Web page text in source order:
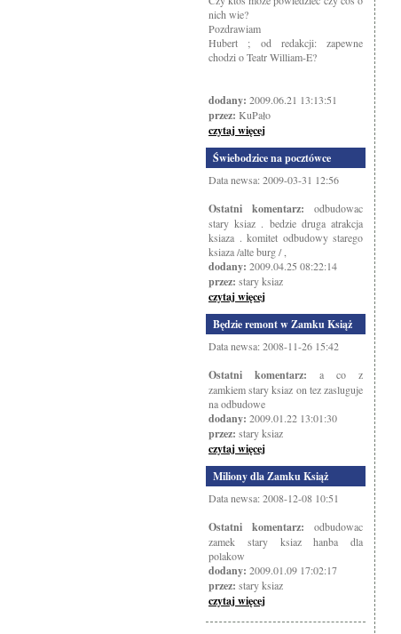
nich wie?
Pozdrawiam
Hubert ; od redakcji: zapewne
chodzi o Teatr William-E?
dodany: 2009.06.21 13:13:51
przez: KuPało
czytaj więcej
Świebodzice na pocztówce
Data newsa: 2009-03-31 12:56
Ostatni komentarz: odbudowac
stary ksiaz . bedzie druga atrakcja
ksiaza . komitet odbudowy starego
ksiaza /alte burg / ,
dodany: 2009.04.25 08:22:14
przez: stary ksiaz
czytaj więcej
Będzie remont w Zamku Książ
Data newsa: 2008-11-26 15:42
Ostatni komentarz: a co z
zamkiem stary ksiaz on tez zasluguje
na odbudowe
dodany: 2009.01.22 13:01:30
przez: stary ksiaz
czytaj więcej
Miliony dla Zamku Książ
Data newsa: 2008-12-08 10:51
Ostatni komentarz: odbudowac
zamek stary ksiaz hanba dla
polakow
dodany: 2009.01.09 17:02:17
przez: stary ksiaz
czytaj więcej